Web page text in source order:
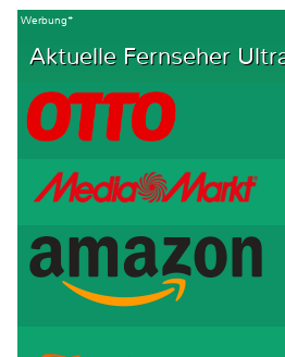
Werbung*
Aktuelle Fernseher